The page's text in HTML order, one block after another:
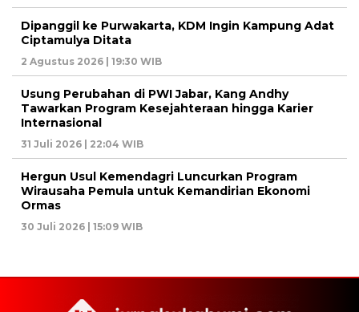
Dipanggil ke Purwakarta, KDM Ingin Kampung Adat
Ciptamulya Ditata
2 Agustus 2026 | 19:30 WIB
Usung Perubahan di PWI Jabar, Kang Andhy
Tawarkan Program Kesejahteraan hingga Karier
Internasional
31 Juli 2026 | 22:04 WIB
Hergun Usul Kemendagri Luncurkan Program
Wirausaha Pemula untuk Kemandirian Ekonomi
Ormas
30 Juli 2026 | 15:09 WIB